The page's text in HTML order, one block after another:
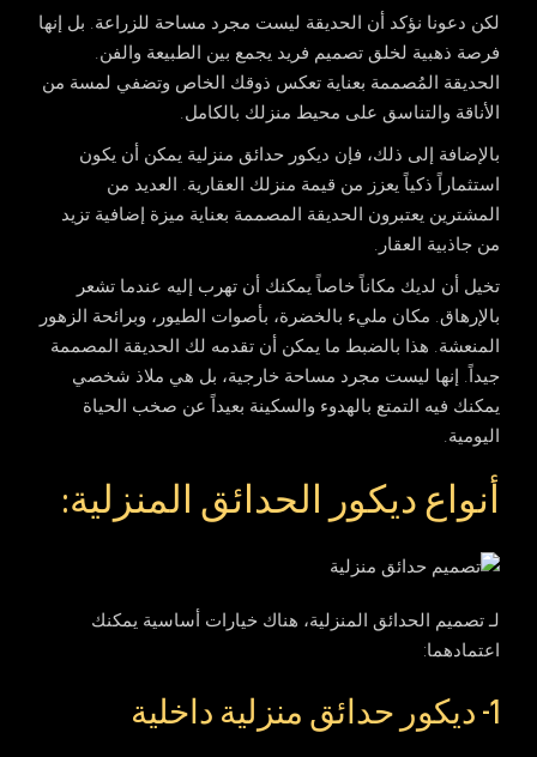
لكن دعونا نؤكد أن الحديقة ليست مجرد مساحة للزراعة. بل إنها
فرصة ذهبية لخلق تصميم فريد يجمع بين الطبيعة والفن.
الحديقة المُصممة بعناية تعكس ذوقك الخاص وتضفي لمسة من
الأناقة والتناسق على محيط منزلك بالكامل.
بالإضافة إلى ذلك، فإن ديكور حدائق منزلية يمكن أن يكون
استثماراً ذكياً يعزز من قيمة منزلك العقارية. العديد من
المشترين يعتبرون الحديقة المصممة بعناية ميزة إضافية تزيد
من جاذبية العقار.
تخيل أن لديك مكاناً خاصاً يمكنك أن تهرب إليه عندما تشعر
بالإرهاق. مكان مليء بالخضرة، بأصوات الطيور، وبرائحة الزهور
المنعشة. هذا بالضبط ما يمكن أن تقدمه لك الحديقة المصممة
جيداً. إنها ليست مجرد مساحة خارجية، بل هي ملاذ شخصي
يمكنك فيه التمتع بالهدوء والسكينة بعيداً عن صخب الحياة
اليومية.
أنواع ديكور الحدائق المنزلية:
لـ تصميم الحدائق المنزلية، هناك خيارات أساسية يمكنك
اعتمادهما:
1- ديكور حدائق منزلية داخلية